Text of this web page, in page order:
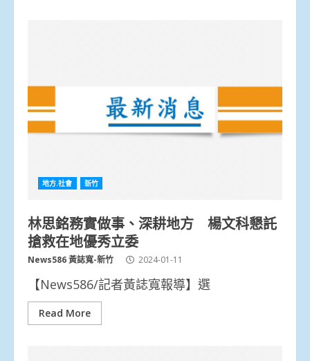
地方.社會 新竹
林思銘務實做事、深耕地方 楊文科懇託
搶救在地優秀立委
News586 黃誌寬-新竹 2024-01-11
【News586/記者黃誌寬報導】選
Read More